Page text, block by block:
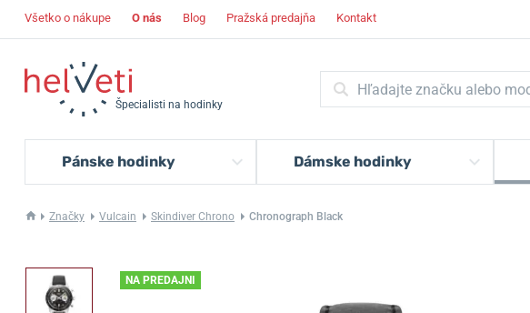
Všetko o nákupe O nás Blog Pražská predajňa Kontakt
Špecialisti na hodinky
Pánske hodinky Dámske hodinky
Značky Vulcain Skindiver Chrono Chronograph Black
NA PREDAJNI